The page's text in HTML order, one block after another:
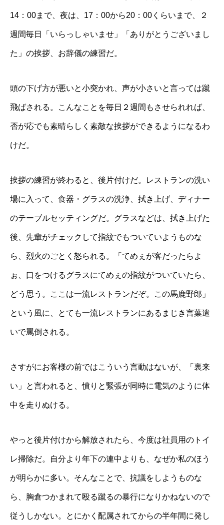
14：00まで、夜は、17：00から20：00くらいまで、２
週間毎日「いらっしゃいませ」「ありがとうございまし
た」の挨拶、お辞儀の練習だ。
頭の下げ方が悪いと小突かれ、声が小さいと言っては蹴
飛ばされる。こんなことを毎日２週間もさせられれば、
否が応でも素晴らしく素敵な挨拶ができるようになるわ
けだ。
挨拶の練習が終わると、後片付けだ。レストランの洗い
場に入って、食器・グラスの洗浄、拭き上げ、ディナー
のテーブルセッティングだ。グラスなどは、拭き上げた
後、先輩がチェックして指紋でもついていようものな
ら、烈火のごとく怒られる。「てめぇが客だったらよ
ぉ、口をつけるグラスにてめぇの指紋がついていたら、
どう思う。ここは一流レストランだぞ。この馬鹿野郎」
という風に、とても一流レストランにあるまじき言葉遣
いで罵倒される。
さすがにお客様の前ではこういう言動はないが、「裏来
い」と言われると、憤りと緊張が同時に電気のように体
中を走りぬける。
やっと後片付けから解放されたら、今度は社員用のトイ
レ掃除だ。自分より年下の連中よりも、なぜか私のほう
が明らかに多い。そんなことで、抗議をしようものな
ら、胸倉つかまれて殴る蹴るの暴行になりかねないので
従うしかない。とにかく配属されてからの半年間に発し